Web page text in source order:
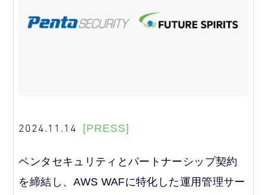
2024.11.14 [PRESS]
ペンタセキュリティとパートナーシップ契約
を締結し、AWS WAFに特化した運用管理サー